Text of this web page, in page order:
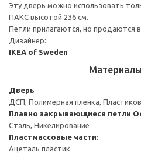
Эту дверь можно использовать
ПАКС высотой 236 см.
Петли прилагаются, но продаются
Дизайнер:
IKEA of Sweden
Дверь
ДСП, Полимерная пленка,
Плавно закрывающиеся петли
Сталь, Никелирование
Пластмассовые части:
Ацеталь пластик